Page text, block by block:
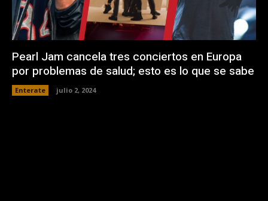
Pearl Jam cancela tres conciertos en Europa
por problemas de salud; esto es lo que se sabe
Enterate julio 2, 2024